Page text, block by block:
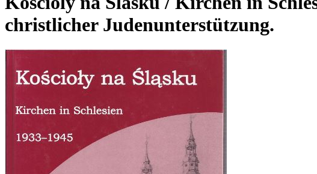
christlicher Judenunterstützung.